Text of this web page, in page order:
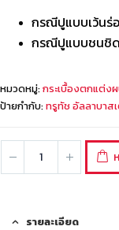
กรณีปูแบบเว้นร่
กรณีปูแบบชนชิด
หมวดหมู่:กระเบื้องตกแต่ง
ป้ายกำกับ:ทรูทัช อัลลาบาส
รายละเอียด